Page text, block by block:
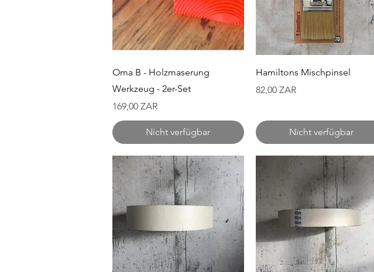
Schnellansicht
Oma B - Holzmaserung
Werkzeug - 2er-Set
Preis
169,00 ZAR
Nicht verfügbar
Schnellansicht
Hamiltons Mischpinsel
Preis
82,00 ZAR
Nicht verfügbar